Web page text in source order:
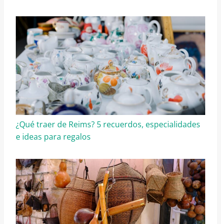
¿Qué traer de Reims? 5 recuerdos, especialidades
e ideas para regalos